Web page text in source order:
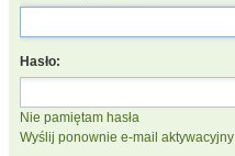
Hasło:
Nie pamiętam hasła
Wyślij ponownie e-mail aktywacyjny